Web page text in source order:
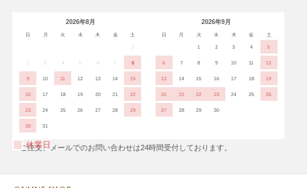
2026年8月
日 月 火 水 木 金 土
2 3 4 5 6 7 8
9 10 11 12 13 14 15
16 17 18 19 20 21 22
23 24 25 26 27 28 29
30 31
2026年9月
日 月 火 水 木 金 土
1 2 3 4 5
6 7 8 9 10 11 12
13 14 15 16 17 18 19
20 21 22 23 24 25 26
27 28 29 30
休業日
※ご注文、メールでのお問い合わせは24時間受付しております。